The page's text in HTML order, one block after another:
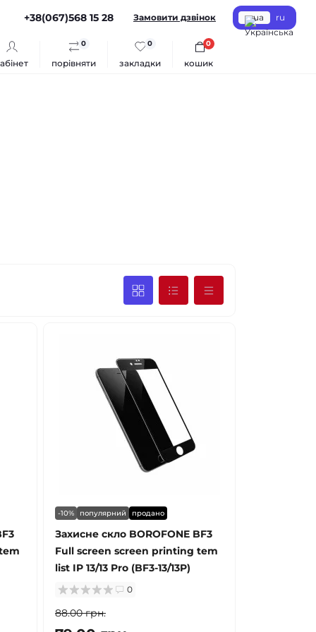
+38(067)568 15 28 Замовити дзвінок ua ru
порівняти
0
закладки
0
кошик
0
-10% популярний продано
Захисне скло BOROFONE BF3
Full screen screen printing tem
list IP 13/13 Pro (BF3-13/13P)
0
88.00 грн.